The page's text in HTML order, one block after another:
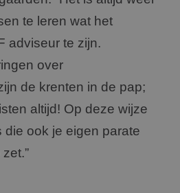
te leren wat het
adviseur te zijn.
over
de krenten in de pap;
altijd! Op deze wijze
ook je eigen parate